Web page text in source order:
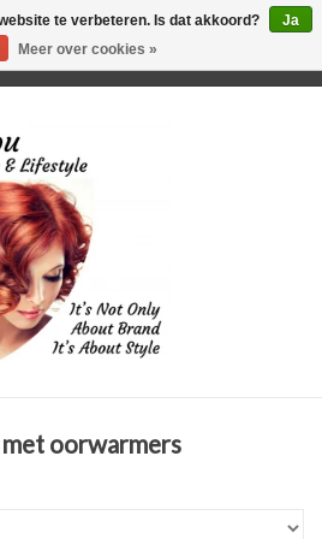
oorwarmers
te verbeteren. Is dat akkoord?
Ja
Meer over cookies »